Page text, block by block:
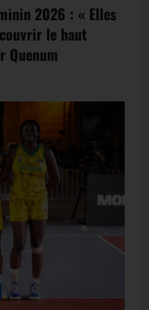
2026 : « Elles
le haut
Quenum